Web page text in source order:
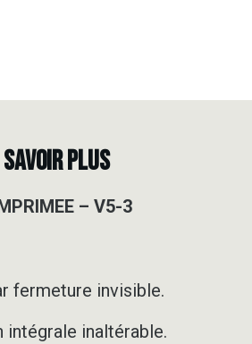
PLUS
– V5-3
fermeture invisible.
inaltérable.